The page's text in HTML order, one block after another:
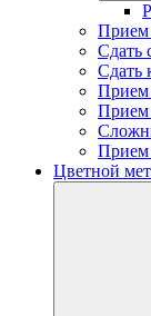
Прием
Сдать
Сдать
Прием
Прием
Прием
Цветной